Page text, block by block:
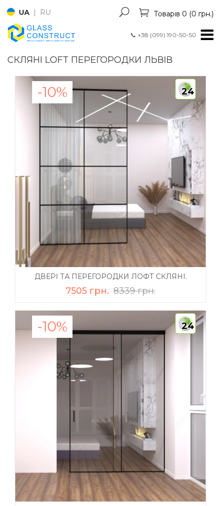
📞 +38 (099) 190-50-50
UA | RU Товарів 0 (0 грн.)
СКЛЯНІ LOFT ПЕРЕГОРОДКИ ЛЬВІВ
-10% 24
ДВЕРІ ТА ПЕРЕГОРОДКИ ЛОФТ СКЛЯНІ.
7505 грн. 8339 грн.
-10% 24